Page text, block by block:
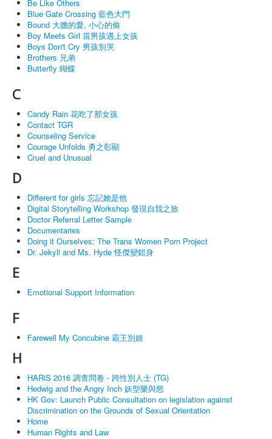
Be Like Others
Blue Gate Crossing 藍色大門
Bound 大膽的愛, 小心的偷
Boy Meets Girl 當男孩遇上女孩
Boys Don't Cry 男孩別哭
Brothers 兄弟
Butterfly 蝴蝶
C
Candy Rain 花吃了那女孩
Contact TGR
Counseling Service
Courage Unfolds 勇之彰顯
Cruel and Unusual
D
Different for girls 忘記她是他
Digital Storytelling Workshop 發現自我之旅
Doctor Referral Letter Sample
Documentaries
Doing it Ourselves: The Trans Women Porn Project
Dr. Jekyll and Ms. Hyde 怪傑變錯身
E
Emotional Support Information
F
Farewell My Concubine 霸王別姬
H
HARiS 2016 調查問卷 - 跨性別人士 (TG)
Hedwig and the Angry Inch 妖型樂與怒
HK Gov: Launch Public Consultation on legislation against
Discrimination on the Grounds of Sexual Orientation
Home
Human Rights and Law